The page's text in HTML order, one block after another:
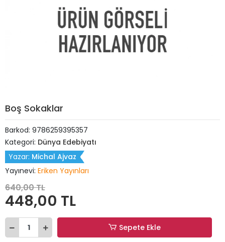
Boş Sokaklar
Barkod: 9786259395357
Kategori: Dünya Edebiyatı
Yazar: Michal Ajvaz
Yayınevi: Eriken Yayınları
640,00 TL
448,00 TL
Sepete Ekle